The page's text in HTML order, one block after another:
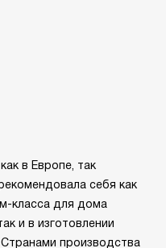
в Европе, так
себя как
класса для дома
и в изготовлении
производства